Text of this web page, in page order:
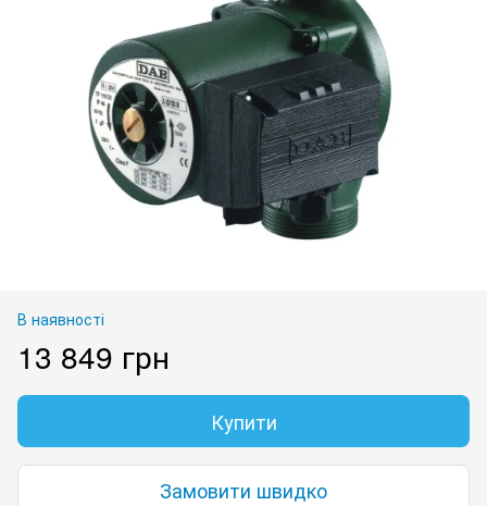
В наявності
13 849 грн
Купити
Замовити швидко